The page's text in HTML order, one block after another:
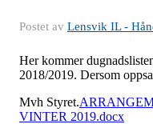
Postet av Lensvik IL -
Her kommer
2018/2019. Dersom
Mvh Styret.
VINTER 2019.docx